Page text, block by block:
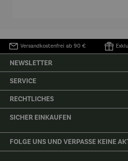
Versandkostenfrei ab 90 €
NEWSLETTER
SERVICE
RECHTLICHES
SICHER EINKAUFEN
FOLGE UNS UND VERPASSE KEINE